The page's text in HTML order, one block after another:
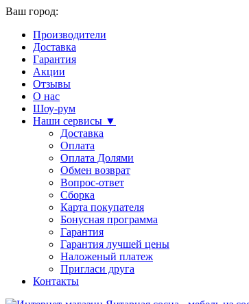
Ваш город:
Производители
Доставка
Гарантия
Акции
Отзывы
О нас
Шоу-рум
Наши сервисы ▼
Доставка
Оплата
Оплата Долями
Обмен возврат
Вопрос-ответ
Сборка
Карта покупателя
Бонусная программа
Гарантия
Гарантия лучшей цены
Наложеный платеж
Пригласи друга
Контакты